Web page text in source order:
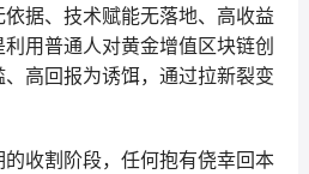
据、技术赋能无落地、高收益
用普通人对黄金增值区块链创
高回报为诱饵，通过拉新裂变
收割阶段，任何抱有侥幸回本